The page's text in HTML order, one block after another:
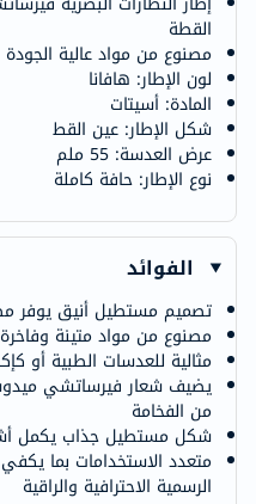
القطة
مصنوع من مواد عالية الجودة
لون الإطار: هافانا
المادة: أسيتات
شكل الإطار: عين القط
عرض العدسة: 55 ملم
نوع الإطار: حافة كاملة
الفوائد
تصميم مستطيل أنيق يوفر
مصنوع من مواد متينة
مثالية للعدسات الطبية أو
يضيف شعار فيرساتشي
من الفخامة
شكل مستطيل جذاب يكمل
متعدد الاستخدامات بما
الرسمية الاحترافية والراقية